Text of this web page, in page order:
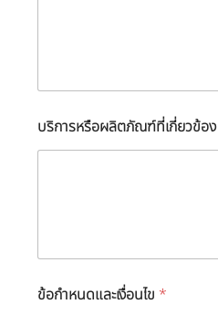
บริการหรือผลิตภัณฑ์ที่เกี่ยวข้อง
ข้อกำหนดและเงื่อนไข *